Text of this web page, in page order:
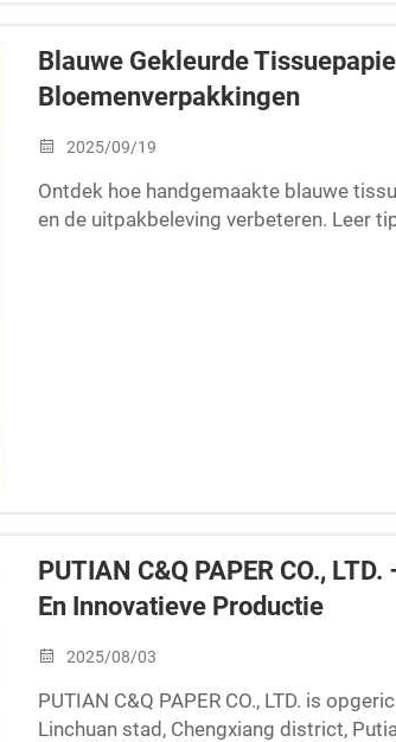
Blauwe Gekleurde
Bloemenverpakkingen
2025/09/19
Ontdek hoe handgemaakte blauwe
en de uitpakbeleving verbeteren. Leer
PUTIAN C&Q PAPER CO.,
En Innovatieve Productie
2025/08/03
PUTIAN C&Q PAPER CO., LTD. is
Linchuan stad, Chengxiang district,